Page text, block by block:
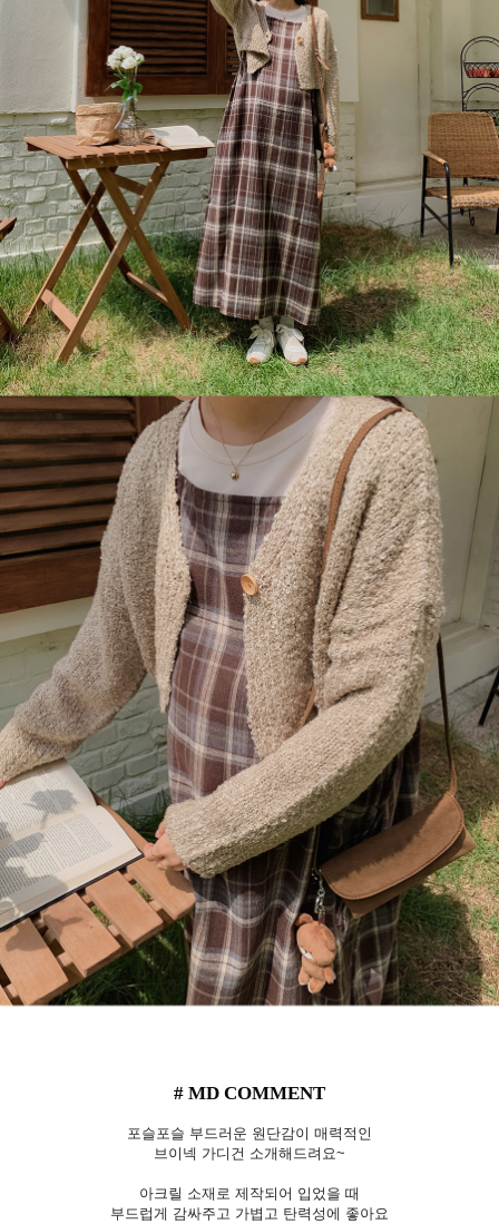
# MD COMMENT
포슬포슬 부드러운 원단감이 매력적인
브이넥 가디건 소개해드려요~
아크릴 소재로 제작되어 입었을 때
부드럽게 감싸주고 가볍고 탄력성에 좋아요